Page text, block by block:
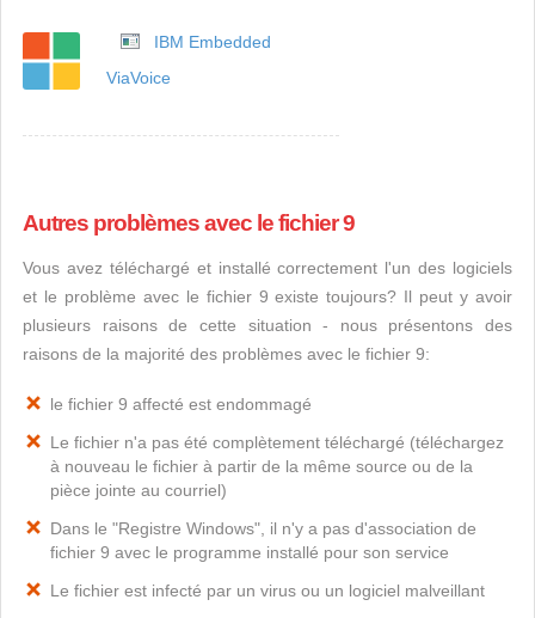
IBM Embedded
ViaVoice
Autres problèmes avec le fichier 9
Vous avez téléchargé et installé correctement l'un des logiciels
et le problème avec le fichier 9 existe toujours? Il peut y avoir
plusieurs raisons de cette situation - nous présentons des
raisons de la majorité des problèmes avec le fichier 9:
le fichier 9 affecté est endommagé
Le fichier n'a pas été complètement téléchargé (téléchargez
à nouveau le fichier à partir de la même source ou de la
pièce jointe au courriel)
Dans le "Registre Windows", il n'y a pas d'association de
fichier 9 avec le programme installé pour son service
Le fichier est infecté par un virus ou un logiciel malveillant